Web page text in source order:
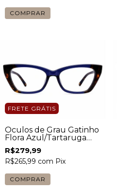
FRETE GRÁTIS
Óculos de Grau Gatinho
Flora Azul/Tartaruga
Feminino
R$279,99
R$265,99 com Pix